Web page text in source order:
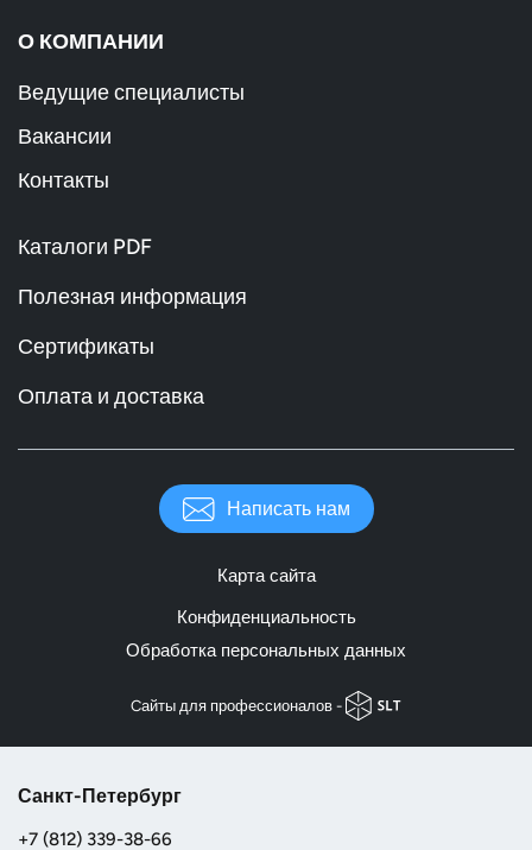
О КОМПАНИИ
Ведущие специалисты
Вакансии
Контакты
Каталоги PDF
Полезная информация
Сертификаты
Оплата и доставка
Написать нам
Карта сайта
Конфиденциальность
Обработка персональных данных
Cайты для профессионалов -
Санкт-Петербург
+7 (812) 339-38-66